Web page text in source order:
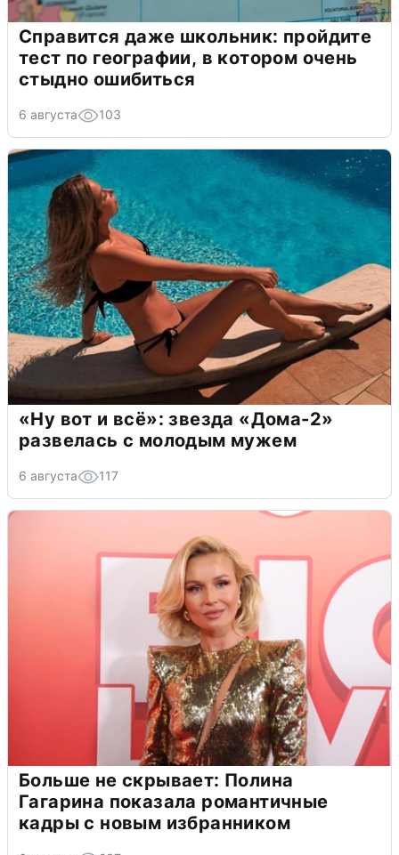
Справится даже школьник: пройдите
тест по географии, в котором очень
стыдно ошибиться
6 августа 103
«Ну вот и всё»: звезда «Дома-2»
развелась с молодым мужем
6 августа 117
Больше не скрывает: Полина
Гагарина показала романтичные
кадры с новым избранником